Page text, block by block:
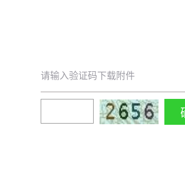
请输入验证码下载附件